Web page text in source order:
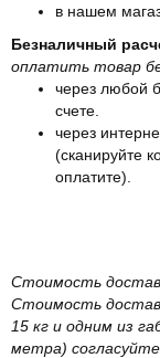
в нашем
Безналичный
оплатить товар
через любой
счете.
через
(сканируйте
оплатите).
Стоимость
Стоимость
15 кг и одним из
метра)